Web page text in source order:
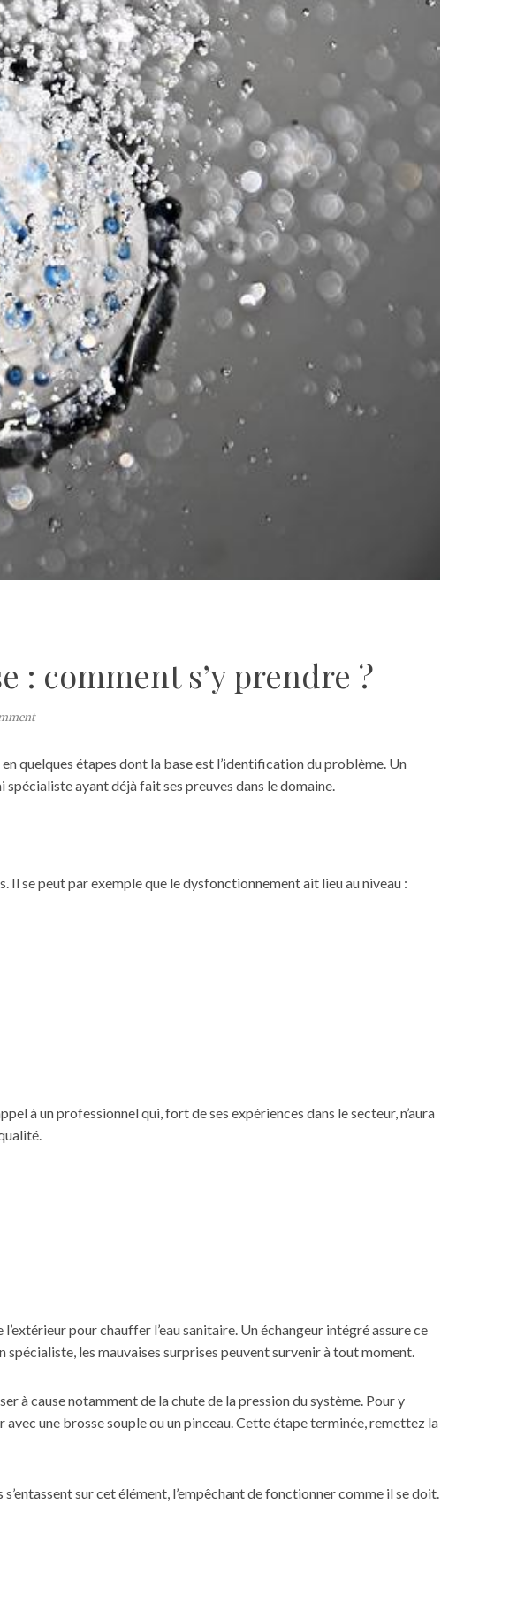
: comment s’y prendre ?
quelques étapes dont la base est l’identification du problème. Un
ayant déjà fait ses preuves dans le domaine.
Il se peut par exemple que le dysfonctionnement ait lieu au niveau :
à un professionnel qui, fort de ses expériences dans le secteur, n’aura
pour chauffer l’eau sanitaire. Un échangeur intégré assure ce
les mauvaises surprises peuvent survenir à tout moment.
à cause notamment de la chute de la pression du système. Pour y
une brosse souple ou un pinceau. Cette étape terminée, remettez la
sur cet élément, l’empêchant de fonctionner comme il se doit.